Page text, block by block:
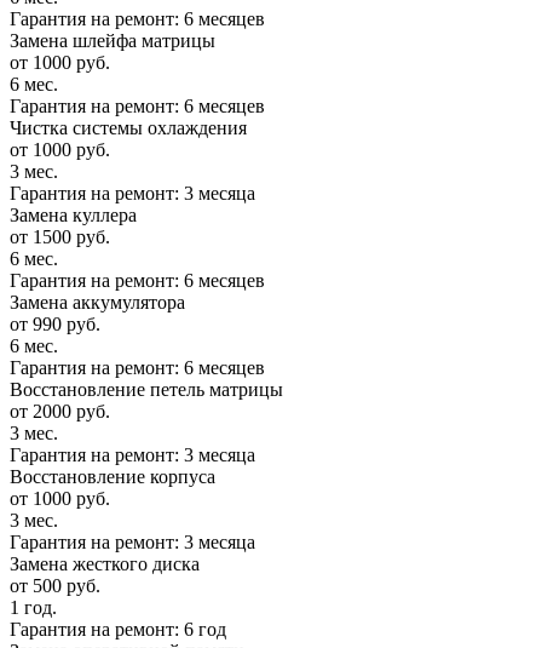
Гарантия на ремонт: 6 месяцев
Замена шлейфа матрицы
от 1000 руб.
6 мес.
Гарантия на ремонт: 6 месяцев
Чистка системы охлаждения
от 1000 руб.
3 мес.
Гарантия на ремонт: 3 месяца
Замена куллера
от 1500 руб.
6 мес.
Гарантия на ремонт: 6 месяцев
Замена аккумулятора
от 990 руб.
6 мес.
Гарантия на ремонт: 6 месяцев
Восстановление петель матрицы
от 2000 руб.
3 мес.
Гарантия на ремонт: 3 месяца
Восстановление корпуса
от 1000 руб.
3 мес.
Гарантия на ремонт: 3 месяца
Замена жесткого диска
от 500 руб.
1 год.
Гарантия на ремонт: 6 год